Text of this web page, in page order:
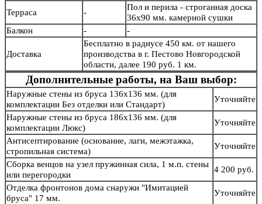
Терраса
-
Пол и перила - строганная доска
36х90 мм. камерной сушки
Балкон
- -
Доставка
Бесплатно в радиусе 450 км. от нашего
производства в г. Пестово Новгородской
области, далее 190 руб. 1 км.
Дополнительные работы, на Ваш выбор:
Наружные стены из бруса 136х136 мм. (для
комплектации Без отделки или Стандарт)
Уточняйте
Наружные стены из бруса 186х136 мм. (для
комплектации Люкс)
Уточняйте
Антисептирование (основание, лаги, межэтажка,
стропильная система)
Уточняйте
Сборка венцов на узел пружинная сила, 1 м.п. стены
или перегородки
4 200 руб.
Отделка фронтонов дома снаружи "Имитацией
бруса" 17 мм.
Уточняйте